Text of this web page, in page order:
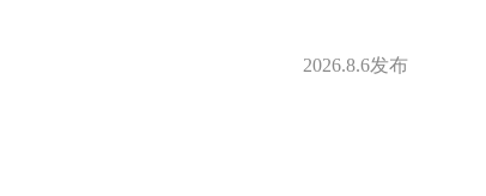
2026.8.6发布